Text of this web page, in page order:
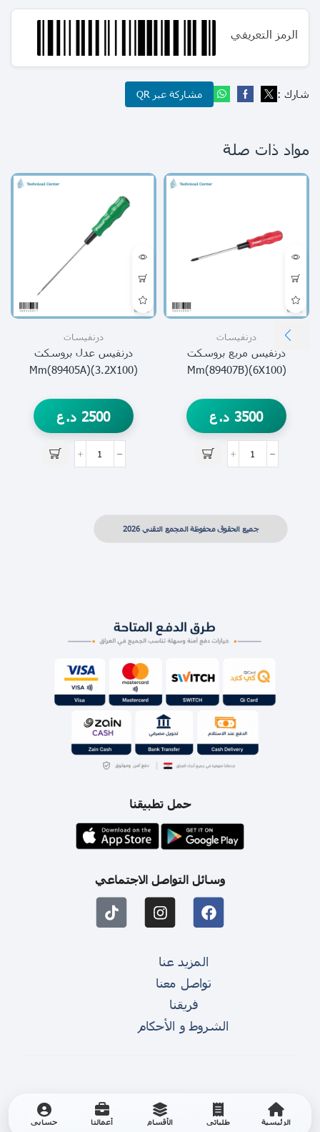
الرئيسية طلباتي الأقسام أعمالنا حسابي
الرمز التعريفي
شارك : مشاركة عبر QR
مواد ذات صلة
درنفيسات
درنفيس مربع بروسكت
(6X100)mm(89407B)
3500 د.ع
درنفيسات
درنفيس عدل بروسكت
(3.2X100)mm(89405A)
2500 د.ع
جميع الحقوق محفوظة المجمع التقني 2026
حمل تطبيقنا
وسائل التواصل الاجتماعي
المزيد عنا
تواصل معنا
فريقنا
الشروط و الأحكام